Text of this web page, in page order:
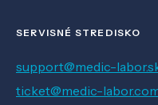
SERVISNÉ STREDISKO
support@medic-
ticket@medic-